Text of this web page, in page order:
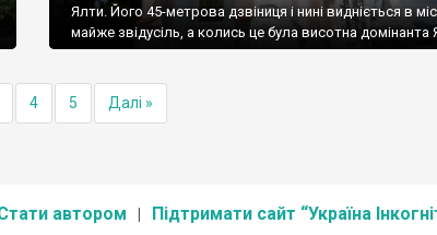
Ялти. Його 45-метрова дзвіниця і нині видніється в
майже звідусіль, а колись це була висотна домінанта
4 5 Далі »
автором Підтримати сайт “Україна